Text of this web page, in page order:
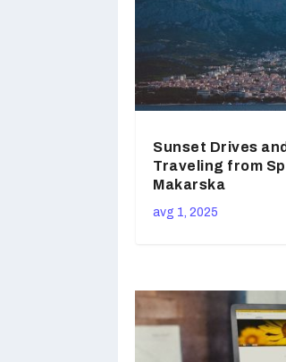
Sunset Drives
Traveling from
Makarska
avg 1, 2025